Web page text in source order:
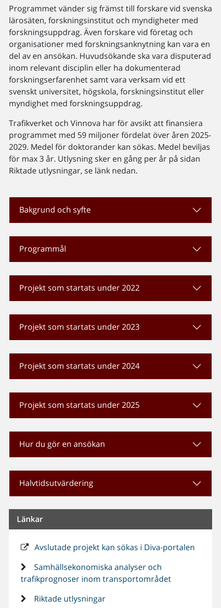
Programmet vänder sig främst till forskare vid svenska
lärosäten, forskningsinstitut och myndigheter med
forskningsuppdrag. Även forskare vid företag och
organisationer med forskningsanknytning kan vara en
del av en ansökan. Huvudsökande ska vara disputerad
inom relevant disciplin eller ha dokumenterad
forskningserfarenhet samt vara verksam vid ett
svenskt universitet, högskola, forskningsinstitut eller
myndighet med forskningsuppdrag.
Trafikverket och Vinnova har för avsikt att finansiera
programmet med 59 miljoner fördelat över åren 2025-
2029. Medel för doktorander kan sökas. Medel beviljas
för max 3 år. Utlysning sker en gång per år på sidan
Riktade utlysningar, se länk nedan.
Bakgrund och syfte
Programmål
Projekt som startats under 2022
Projekt som startats under 2023
Projekt som startats under 2024
Projekt som startats under 2025
Hur du gör en ansökan
Halvtidsutvärdering
Länkar
Avslutade projekt kan sökas i Diva-portalen
Samhällsekonomiska analyser och
trafikprognoser inom transportområdet
Riktade utlysningar